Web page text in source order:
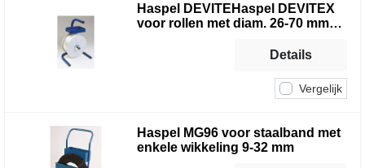
Haspel DEVITEHaspel DEVITEX
voor rollen met diam. 26-70 mm
Vergelijk
Details
Haspel MG96 voor staalband met
enkele wikkeling 9-32 mm